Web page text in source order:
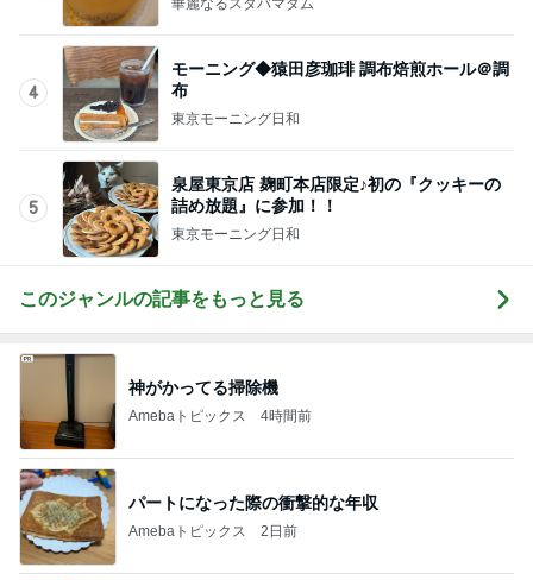
4
モーニング◆猿田彦珈琲 調布焙煎ホール＠調
布
東京モーニング日和
5
泉屋東京店 麹町本店限定♪初の『クッキーの
詰め放題』に参加！！
東京モーニング日和
このジャンルの記事をもっと見る
神がかってる掃除機
Amebaトピックス 4時間前
パートになった際の衝撃的な年収
Amebaトピックス 2日前